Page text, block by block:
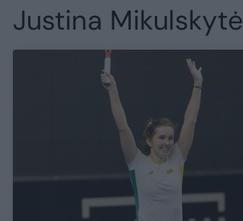
Justina Mikulskytė